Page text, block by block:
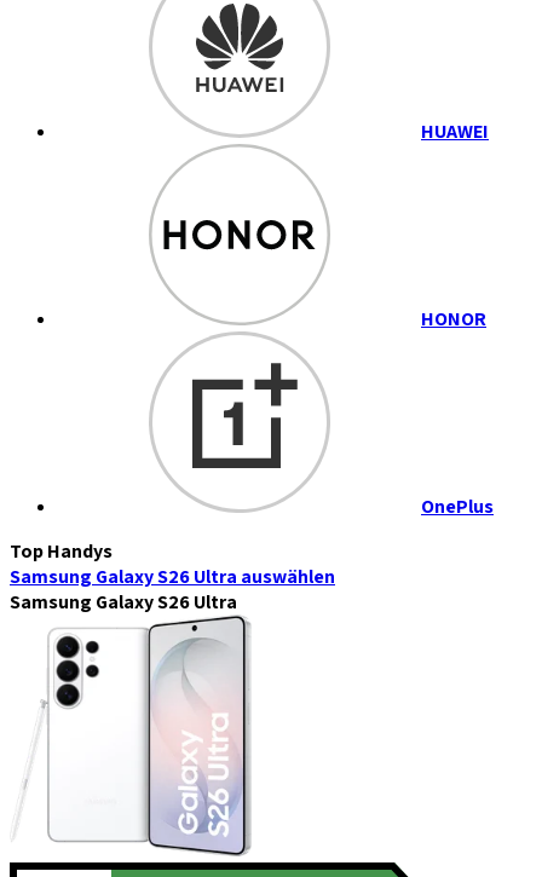
HUAWEI
HONOR
OnePlus
Top Handys
Samsung Galaxy S26 Ultra auswählen
Samsung Galaxy S26 Ultra